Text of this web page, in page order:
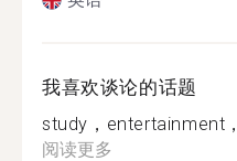
我喜欢谈论的话题
study，entertainment
阅读更多